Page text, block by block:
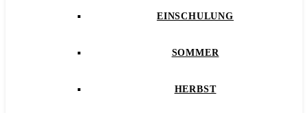
EINSCHULUNG
SOMMER
HERBST